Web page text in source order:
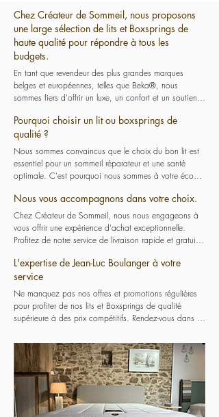
Chez Créateur de Sommeil, nous proposons
une large sélection de lits et Boxsprings de
haute qualité pour répondre à tous les
budgets.
En tant que revendeur des plus grandes marques
belges et européennes, telles que Beka®, nous
sommes fiers d'offrir un luxe, un confort et un soutien
Pourquoi choisir un lit ou boxsprings de
qualité ?
Nous sommes convaincus que le choix du bon lit est
essentiel pour un sommeil réparateur et une santé
optimale. C'est pourquoi nous sommes à votre écoute
du lit qui convient le mieux à votre morphologie et à
vos préférences. Nos sommes là pour vous aider à
trouver le lit parfait pour vous offrir un confort de
sommeil optimal.
Nous vous accompagnons dans votre choix.
Chez Créateur de Sommeil, nous nous engageons à
vous offrir une expérience d'achat exceptionnelle.
Profitez de notre service de livraison rapide et gratuite
garantissons également un suivi optimal et un service
après-vente professionnel et sérieux pour vous assurer
une satisfaction totale.
L'expertise de Jean-Luc Boulanger à votre
service
Ne manquez pas nos offres et promotions régulières
pour profiter de nos lits et Boxsprings de qualité
supérieure à des prix compétitifs. Rendez-vous dans
nouveautés et bénéficier des conseils de Jean-Luc
Boulanger, notre expert en literie. Transformez votre
chambre en véritable oasis de détente avec Créateur
de Sommeil.